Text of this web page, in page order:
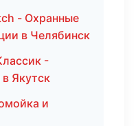
- Охранные
в Челябинск
-
Якутск
и